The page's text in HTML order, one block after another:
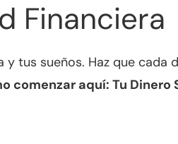
Financiera
tus sueños. Haz que
comenzar aquí: Tu Dinero